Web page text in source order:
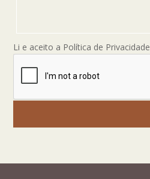
Li e aceito a Política de Privacidade